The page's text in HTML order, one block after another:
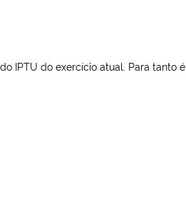
IPTU do exercício atual. Para tanto é